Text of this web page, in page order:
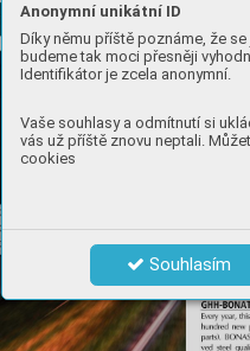
Anonymní unikátní ID
Díky němu příště poznáme, že
budeme tak moci přesněji
Identifikátor je zcela anonymní.
Vaše souhlasy a odmítnutí si
vás už příště znovu neptali.
cookies
Souhlasím